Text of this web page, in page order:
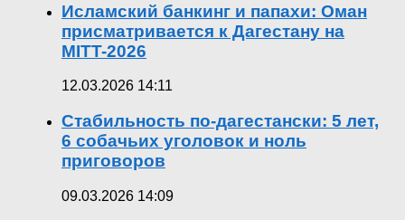
Исламский банкинг и папахи: Оман
присматривается к Дагестану на
MITT-2026
12.03.2026 14:11
Стабильность по-дагестански: 5 лет,
6 собачьих уголовок и ноль
приговоров
09.03.2026 14:09